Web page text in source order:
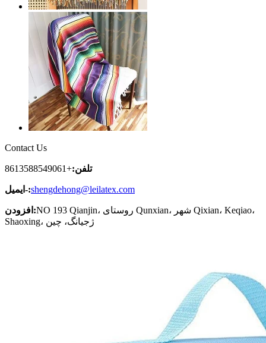
Contact Us
تلفن:+8613588549061
ایمیل-:shengdehong@leilatex.com
افزودن:NO 193 Qianjin، روستای Qunxian، شهر Qixian، Keqiao،
Shaoxing، ژجیانگ، چین